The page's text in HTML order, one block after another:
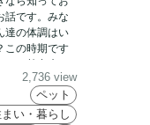
話です。みな
達の体調はい
この時期です
んの熱中症』
みたいと思い
2,736 view
ペット
い・暮らし